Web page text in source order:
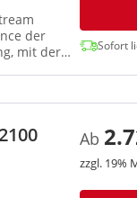
der
mit der
Sofort
Ab
zzgl. 19%